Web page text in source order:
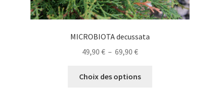
MICROBIOTA decussata
49,90 € – 69,90 €Plage
prix :
Choix des options